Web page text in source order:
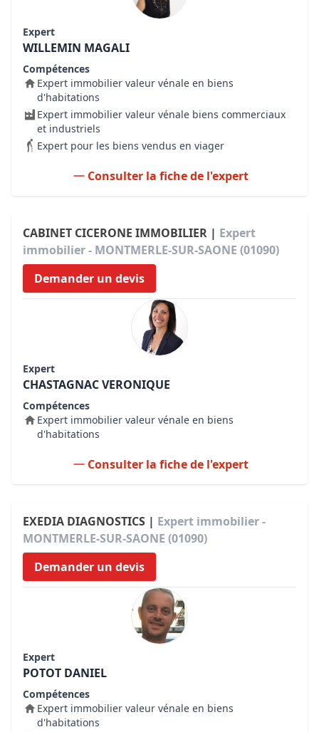
Expert
WILLEMIN MAGALI
Compétences
Expert immobilier valeur vénale en biens
d'habitations
Expert immobilier valeur vénale biens commerciaux
et industriels
Expert pour les biens vendus en viager
Consulter la fiche de l'expert
CABINET CICERONE IMMOBILIER | Expert
immobilier - MONTMERLE-SUR-SAONE (01090)
Demander un devis
Expert
CHASTAGNAC VERONIQUE
Compétences
Expert immobilier valeur vénale en biens
d'habitations
Consulter la fiche de l'expert
EXEDIA DIAGNOSTICS | Expert immobilier -
MONTMERLE-SUR-SAONE (01090)
Demander un devis
Expert
POTOT DANIEL
Compétences
Expert immobilier valeur vénale en biens
d'habitations